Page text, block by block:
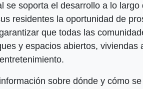
se soporta el desarrollo a lo largo
residentes la oportunidad de
que todas las
y espacios abiertos, viviendas
sobre dónde y cómo